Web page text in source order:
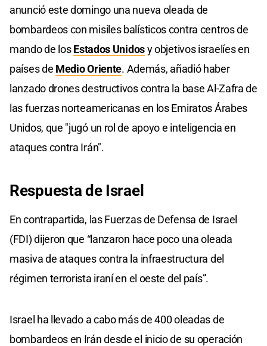
anunció este domingo una nueva oleada de
bombardeos con misiles balísticos contra centros de
mando de losEstados Unidosy objetivos israelíes en
países de Medio Oriente. Además, añadió haber
lanzado drones destructivos contra la base Al-Zafra de
las fuerzas norteamericanas en los Emiratos Árabes
Unidos, que "jugó un rol de apoyo e inteligencia en
ataques contra Irán".
Respuesta de Israel
En contrapartida, las Fuerzas de Defensa de Israel
(FDI) dijeron que “lanzaron hace poco una oleada
masiva de ataques contra la infraestructura del
régimen terrorista iraní en el oeste del país”.
Israel ha llevado a cabo más de 400 oleadas de
bombardeos en Irán desde el inicio de su operación